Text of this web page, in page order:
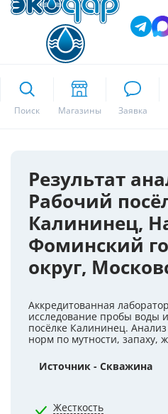
Поиск
Результат
Рабочий
Калининец,
Фоминский
округ,
Аккредитованная
исследование пробы воды
посёлке Калининец.
норм по мутности, запаху,
Источник - Скважина
Жесткость